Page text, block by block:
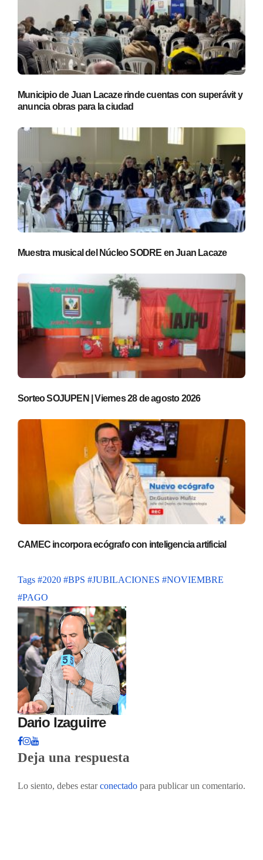
Municipio de Juan Lacaze rinde cuentas con superávit y
anuncia obras para la ciudad
Muestra musical del Núcleo SODRE en Juan Lacaze
Sorteo SOJUPEN | Viernes 28 de agosto 2026
CAMEC incorpora ecógrafo con inteligencia artificial
Tags #2020 #BPS #JUBILACIONES #NOVIEMBRE
#PAGO
Dario Izaguirre
Deja una respuesta
Lo siento, debes estarconectado para publicar un comentario.